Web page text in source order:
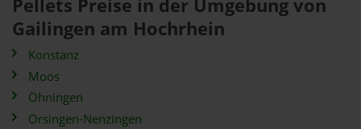
Pellets Preise in der Umgebung von
Gailingen am Hochrhein
Konstanz
Moos
Öhningen
Orsingen-Nenzingen